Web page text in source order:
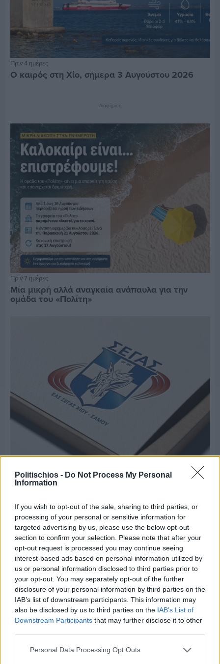
Politischios - Do Not Process My Personal
Information
If you wish to opt-out of the sale, sharing to third parties, or
processing of your personal or sensitive information for
targeted advertising by us, please use the below opt-out
section to confirm your selection. Please note that after your
opt-out request is processed you may continue seeing
interest-based ads based on personal information utilized by
us or personal information disclosed to third parties prior to
your opt-out. You may separately opt-out of the further
disclosure of your personal information by third parties on the
IAB’s list of downstream participants. This information may
also be disclosed by us to third parties on the IAB’s List of
Downstream Participants that may further disclose it to other
Personal Data Processing Opt Outs
Πριν 4 ημέρες
Ο καιρός στη Χίο, σήμερα 3 Αυγούστου 2026
Διαφήμιση
Πριν 7 ημέρες
Μία μικρή αλλά αναγκαία ανάπαυλα για την
ομάδα του «Πολίτη»
Πριν 7 ημέρες
Τρίτος στη σφαιροβολία στη διεθνή συνάντηση